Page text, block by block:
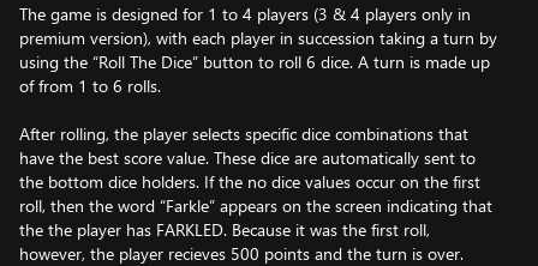
The game is designed for 1 to 4 players (3 & 4 players only in
premium version), with each player in succession taking a turn by
using the “Roll The Dice” button to roll 6 dice. A turn is made up
of from 1 to 6 rolls.
After rolling, the player selects specific dice combinations that
have the best score value. These dice are automatically sent to
the bottom dice holders. If the no dice values occur on the first
roll, then the word “Farkle” appears on the screen indicating that
the the player has FARKLED. Because it was the first roll,
however, the player recieves 500 points and the turn is over.